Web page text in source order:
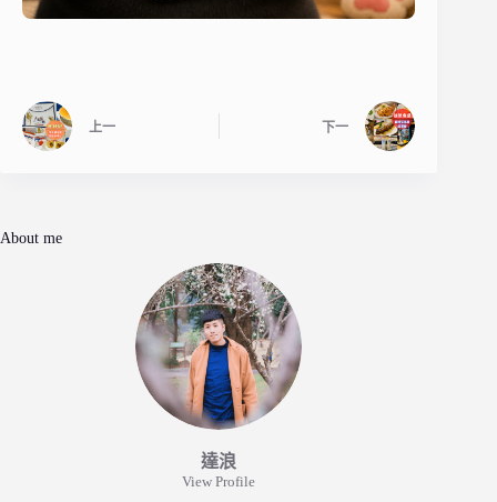
上一 下一
About me
達浪
View Profile